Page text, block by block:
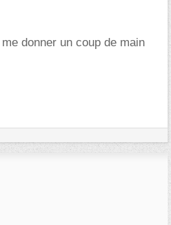
donner un coup de main